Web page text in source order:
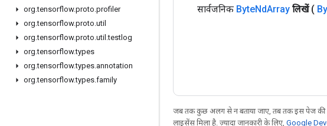
org.tensorflow.proto.profiler
org.tensorflow.proto.util
org.tensorflow.proto.util .testlog
org.tensorflow.types
org.tensorflow.types.annotation
org.tensorflow.types.family
सार्वजनिक ByteNdArray लिखें (
जब तक कुछ अलग से न बताया जाए, तब तक इस पेज की
लाइसेंस मिला है. ज़्यादा जानकारी के लिए, Google